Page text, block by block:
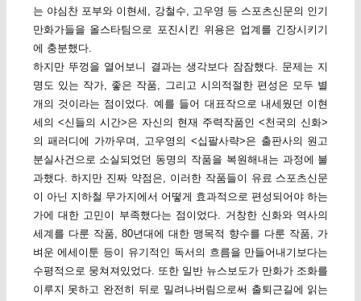
는 야심찬 포부와 이현세, 강철수, 고우영 등 스포츠신문의 인기
만화가들을 올스타팀으로 포진시킨 위용은 업계를 긴장시키기
에 충분했다.
하지만 뚜껑을 열어보니 결과는 생각보다 잠잠했다. 문제는 지
명도 있는 작가, 좋은 작품, 그리고 시의적절한 편성은 모두 별
개의 것이라는 점이었다. 예를 들어 대표작으로 내세웠던 이현
세의 <신들의 시간>은 자신의 현재 주력작품인 <천국의 신화>
의 패러디에 가까우며, 고우영의 <십팔사략>은 출판사의 원고
분실사건으로 소실되었던 동명의 작품을 복원해내는 과정에 불
과했다. 하지만 진짜 약점은, 이러한 작품들이 유료 스포츠신문
이 아닌 지하철 무가지에서 어떻게 효과적으로 편성되어야 하는
가에 대한 고민이 부족했다는 점이었다. 거창한 신화와 역사의
세계를 다룬 작품, 80년대에 대한 맹목적 향수를 다룬 작품, 가
벼운 에세이툰 등이 유기적인 독서의 흐름을 만들어내기보다는
수평적으로 뭉쳐져있었다. 또한 일반 뉴스보도가 만화가 조화를
이루지 못하고 완전히 뒤로 밀려나버림으로써 출퇴근길에 읽는